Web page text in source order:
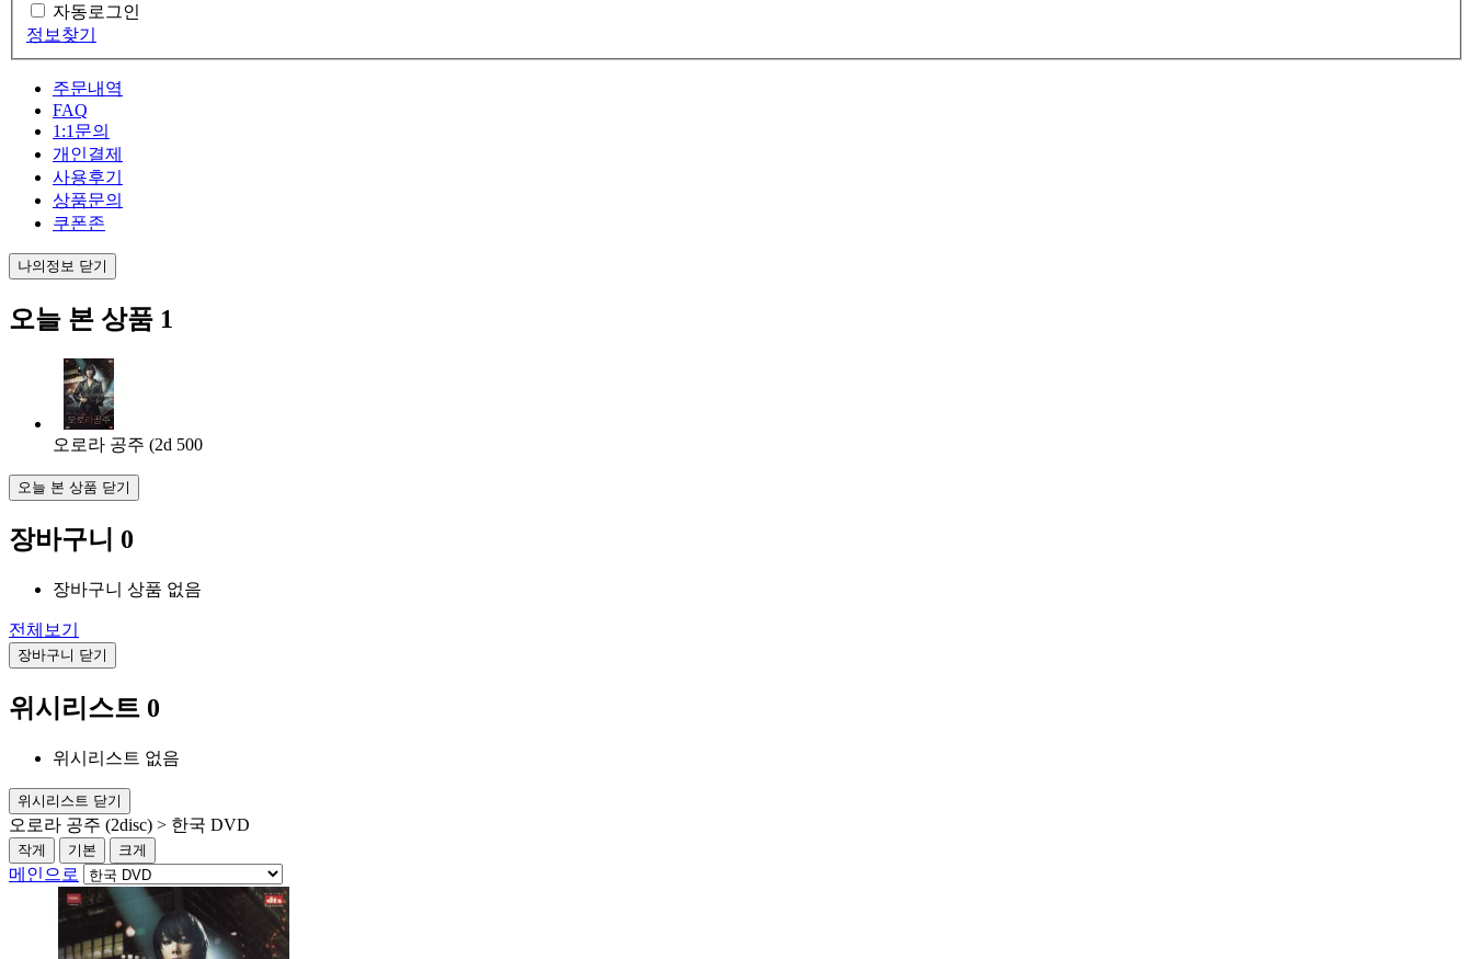
자동로그인
정보찾기
주문내역
FAQ
1:1문의
개인결제
사용후기
상품문의
쿠폰존
나의정보 닫기
오늘 본 상품 1
오로라 공주 (2d 500
오늘 본 상품 닫기
장바구니 0
장바구니 상품 없음
전체보기
장바구니 닫기
위시리스트 0
위시리스트 없음
위시리스트 닫기
오로라 공주 (2disc) > 한국 DVD
작게 기본 크게
메인으로